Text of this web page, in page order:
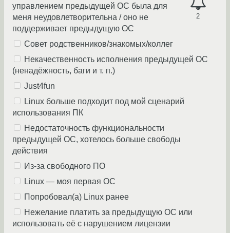
2
управлением предыдущей ОС была для
меня неудовлетворительна / оно не
поддерживает предыдущую ОС
Совет родственников/знакомых/коллег
Некачественноcть исполнения предыдущей ОС
(ненадёжность, баги и т. п.)
Just4fun
Linux больше подходит под мой сценарий
использования ПК
Недостаточность функциональности
предыдущей ОС, хотелось больше свободы
действия
Из-за свободного ПО
Linux — моя первая ОС
Попробовал(а) Linux ранее
Нежелание платить за предыдущую ОС или
использовать её с нарушением лицензии